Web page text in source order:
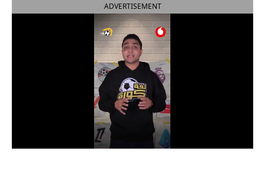
الدوري السعودي للمحترفين
ADVERTISEMENT